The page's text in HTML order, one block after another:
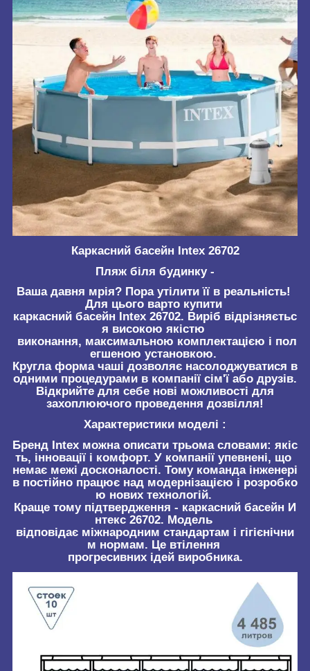
Каркасний басейн Intex 26702
Пляж біля будинку -
Ваша давня мрія? Пора утілити її в реальність!
Для цього варто купити
каркасний басейн Intex 26702. Виріб відрізняєтьс
я високою якістю
виконання, максимальною комплектацією і пол
егшеною установкою.
Кругла форма чаші дозволяє насолоджуватися в
одними процедурами в компанії сім'ї або друзів.
Відкрийте для себе нові можливості для
захоплюючого проведення дозвілля!
Характеристики моделі :
Бренд Intex можна описати трьома словами: якіс
ть, інновації і комфорт. У компанії упевнені, що
немає межі досконалості. Тому команда інженері
в постійно працює над модернізацією і розробко
ю нових технологій.
Краще тому підтвердження - каркасний басейн И
нтекс 26702. Модель
відповідає міжнародним стандартам і гігієнічни
м нормам. Це втілення
прогресивних ідей виробника.